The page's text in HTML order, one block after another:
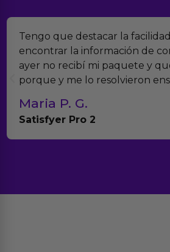
Tengo que destacar la
encontrar la información de
ayer no recibí mi paquete y
porque y me lo resolvieron
Maria P. G.
Satisfyer Pro 2